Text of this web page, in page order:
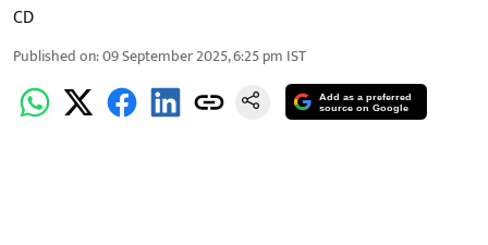
CD
Published on:09 September 2025, 6:25 pm IST
Add as a preferred
source on Google